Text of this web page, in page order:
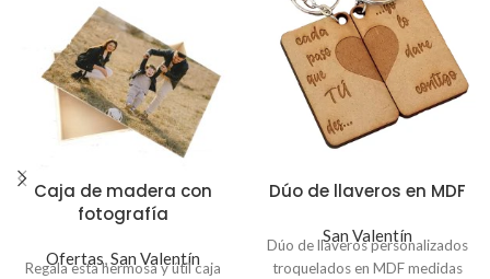
Caja de madera con
fotografía
Ofertas,San Valentín
Regala esta hermosa y útil caja
Dúo de llaveros en MDF
San Valentín
Dúo de llaveros personalizados
troquelados en MDF medidas